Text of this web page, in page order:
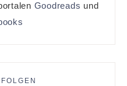
Goodreads und